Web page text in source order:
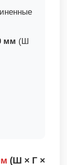
мм (Ш
(Ш × Г ×